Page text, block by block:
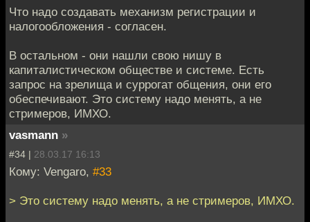
Что надо создавать механизм регистрации и
налогообложения - согласен.
В остальном - они нашли свою нишу в
капиталистическом обществе и системе. Есть
запрос на зрелища и суррогат общения, они его
обеспечивают. Это систему надо менять, а не
стримеров, ИМХО.
vasmann »
#34 | 28.03.17 16:13
Кому: Vengaro, #33
> Это систему надо менять, а не стримеров, ИМХО.